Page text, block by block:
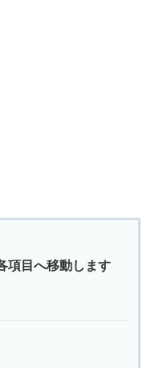
項目へ移動します